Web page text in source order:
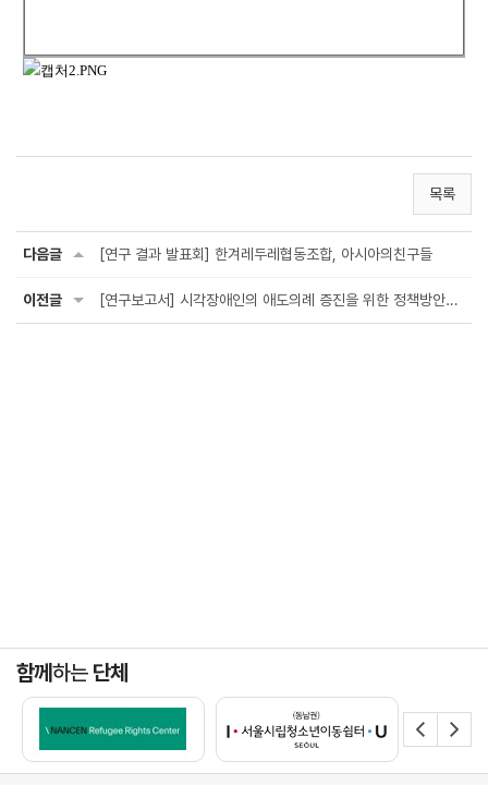
목록
다음글 [연구 결과 발표회] 한겨레두레협동조합, 아시아의친구들
이전글 [연구보고서] 시각장애인의 애도의례 증진을 위한 정책방안연구(한겨레두레협동조합)
함께하는 단체